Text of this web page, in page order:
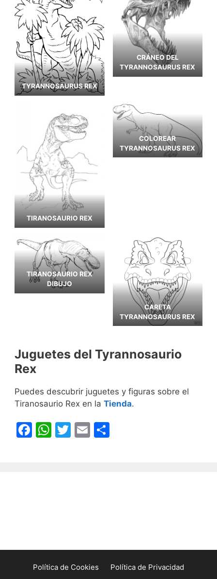
TYRANNOSAURUS REX
CRÁNEO DEL
TYRANNOSAURUS REX
TIRANOSAURIO REX
COLOREAR
TYRANNOSAURUS REX
TIRANOSAURIO REX
DIBUJO
CARETA
TYRANNOSAURUS REX
Juguetes del Tyrannosaurio
Rex
Puedes descubrir juguetes y figuras sobre el
Tiranosaurio Rex en la Tienda.
F
W T
E
Política de Cookies Política de Privacidad